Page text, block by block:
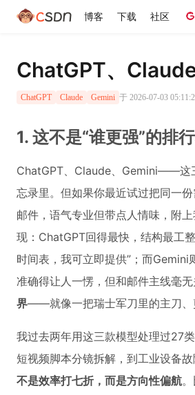
博客 下载 社区
ChatGPT、
ChatGPT Claude Gemini 于 2026-07-03
1. 这不是“谁更强”的排
ChatGPT、Claude、Gemini——这
忘录里。但如果你最近试过把同一
邮件，语气专业但带点人情味，附
现：ChatGPT回得最快，结构最工
时间表，我可立即提供”；而
准确得让人一愣，但和邮件主线毫
界——就像一把瑞士军刀里的主刀、
我过去两年用这三款模型处理过27
短视频脚本分镜拆解，到工业设备
不是效率打七折，而是方向性偏航